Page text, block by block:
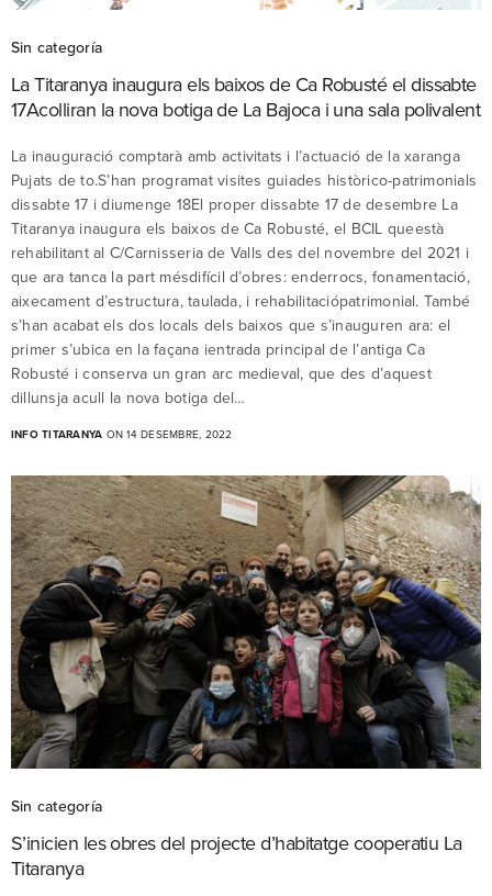
Sin categoría
La Titaranya inaugura els baixos de Ca Robusté el dissabte
17Acolliran la nova botiga de La Bajoca i una sala polivalent
La inauguració comptarà amb activitats i l’actuació de la xaranga
Pujats de to.S’han programat visites guiades històrico-patrimonials
dissabte 17 i diumenge 18El proper dissabte 17 de desembre La
Titaranya inaugura els baixos de Ca Robusté, el BCIL queestà
rehabilitant al C/Carnisseria de Valls des del novembre del 2021 i
que ara tanca la part mésdifícil d’obres: enderrocs, fonamentació,
aixecament d’estructura, taulada, i rehabilitaciópatrimonial. També
s’han acabat els dos locals dels baixos que s’inauguren ara: el
primer s’ubica en la façana ientrada principal de l’antiga Ca
Robusté i conserva un gran arc medieval, que des d’aquest
dillunsja acull la nova botiga del…
INFO TITARANYA ON 14 DESEMBRE, 2022
Sin categoría
S’inicien les obres del projecte d’habitatge cooperatiu La
Titaranya